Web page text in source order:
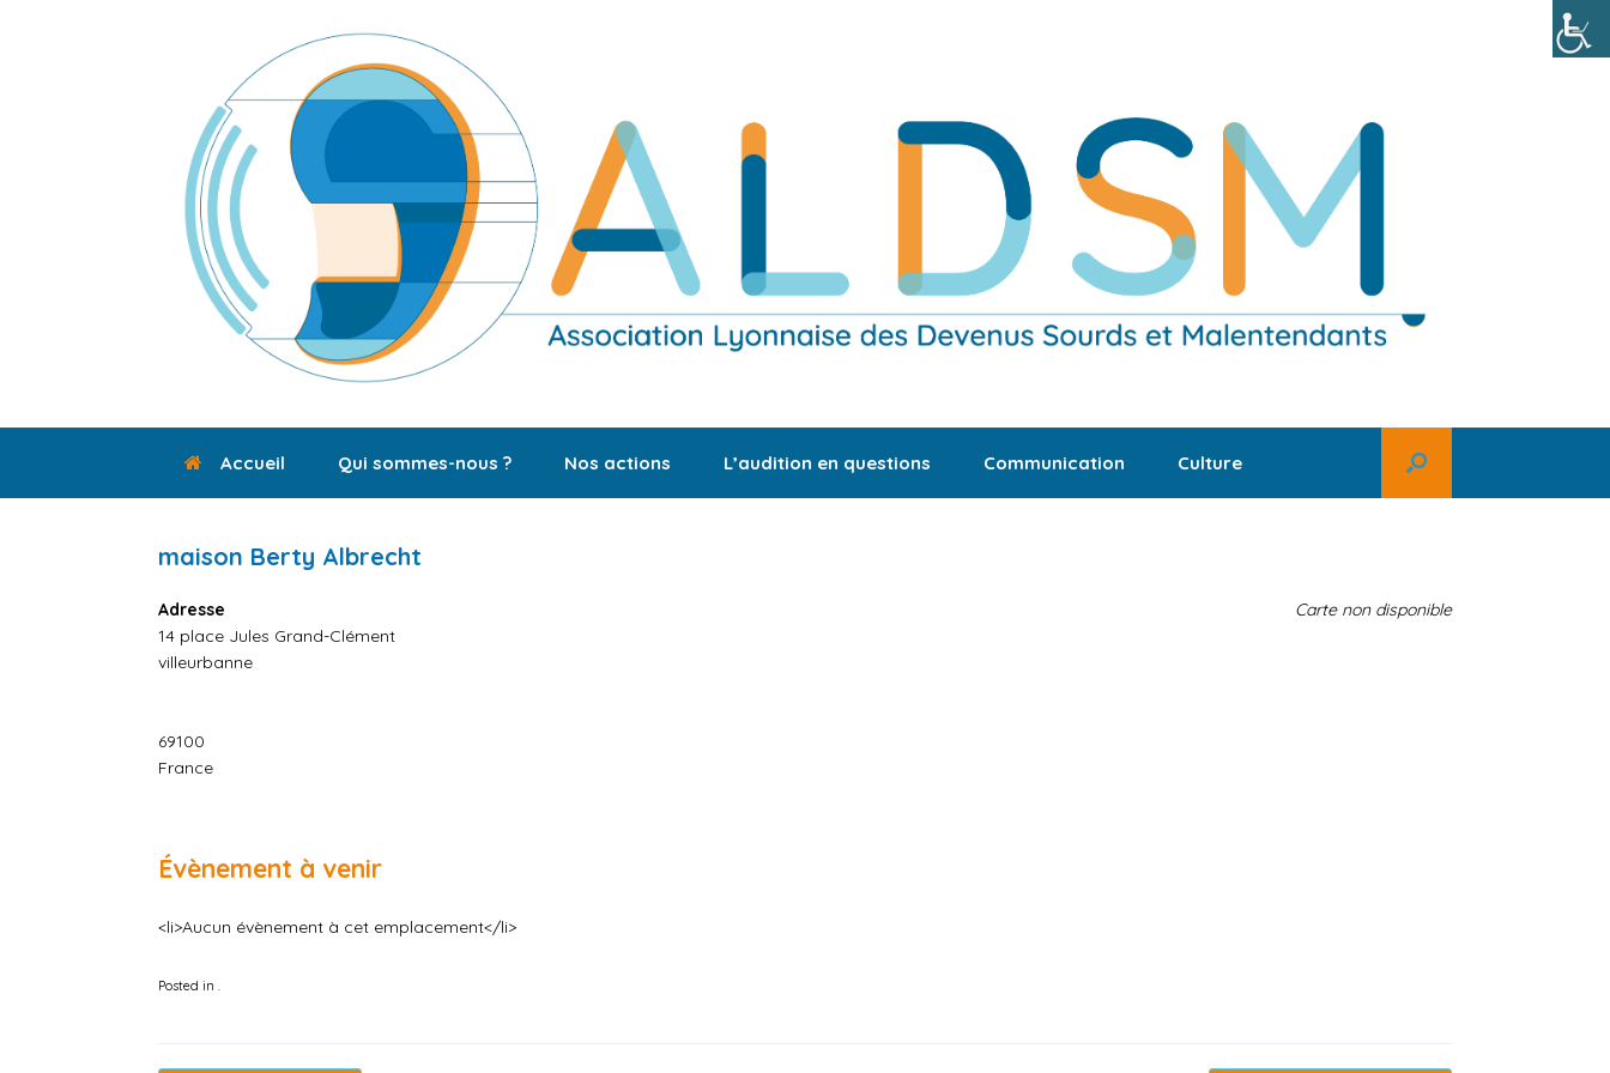
Accueil Qui sommes-nous ? Nos actions L’audition en questions Communication Culture
maison Berty Albrecht
Carte non disponible
Adresse
14 place Jules Grand-Clément
villeurbanne
69100
France
Évènement à venir
<li>Aucun évènement à cet emplacement</li>
Posted in .